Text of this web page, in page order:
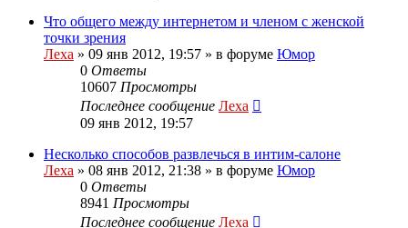
Что общего между интернетом и членом с женской
точки зрения
Леха » 09 янв 2012, 19:57 » в форуме Юмор
0 Ответы
10607 Просмотры
Последнее сообщение Леха
09 янв 2012, 19:57
Несколько способов развлечься в интим-салоне
Леха » 08 янв 2012, 21:38 » в форуме Юмор
0 Ответы
8941 Просмотры
Последнее сообщение Леха